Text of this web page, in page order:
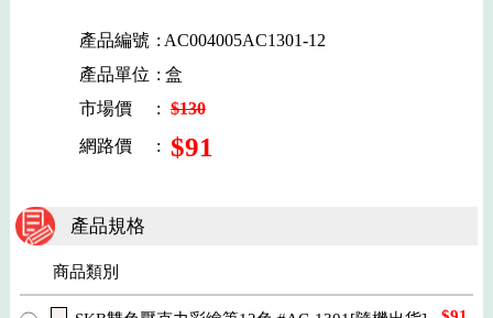
產品編號 : AC004005AC1301-12
產品單位 : 盒
市場價
: $130
網路價
: $91
產品規格
商品類別